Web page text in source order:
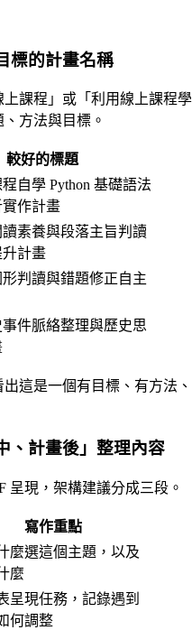
標的計畫名稱
課程」或「利用線上課程學
方法與目標。
較好的標題
自學 Python 基礎語法
作計畫
素養與段落主旨判讀
計畫
判讀與錯題修正自主
件脈絡整理與歷史思
這是一個有目標、有方法、
、計畫後」整理內容
呈現，架構建議分成三段。
寫作重點
麼選這個主題，以及
麼
呈現任務，記錄遇到
何調整